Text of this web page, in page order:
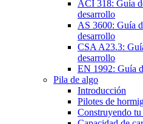
ACI 318: Guía
desarrollo
AS 3600: Guía
desarrollo
CSA A23.3:
desarrollo
EN 1992: Guía
Pila de algo
Introducción
Pilotes de
Construyendo